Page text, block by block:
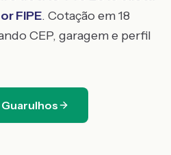
FIPE. Cotação em 18
CEP, garagem e perfil
Guarulhos